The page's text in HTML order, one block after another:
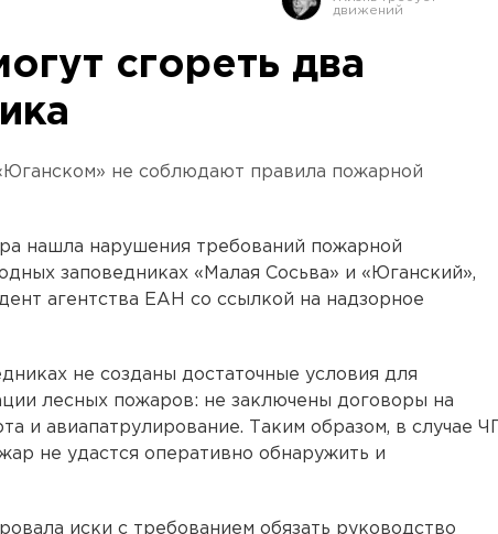
сгореть два
не соблюдают правила пожарной
нашла нарушения требований пожарной
заповедниках «Малая Сосьва» и «Юганский»,
агентства ЕАН со ссылкой на надзорное
не созданы достаточные условия для
лесных пожаров: не заключены договоры на
и авиапатрулирование. Таким образом, в случае ЧП
не удастся оперативно обнаружить и
иски с требованием обязать руководство